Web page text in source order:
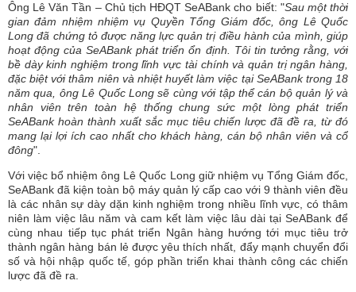
Ông Lê Văn Tần – Chủ tịch HĐQT SeABank cho biết: "Sau một thời
gian đảm nhiệm nhiệm vụ Quyền Tổng Giám đốc, ông Lê Quốc
Long đã chứng tỏ được năng lực quản trị điều hành của mình, giúp
hoạt động của SeABank phát triển ổn định. Tôi tin tưởng rằng, với
bề dày kinh nghiệm trong lĩnh vực tài chính và quản trị ngân hàng,
đặc biệt với thâm niên và nhiệt huyết làm việc tại SeABank trong 18
năm qua, ông Lê Quốc Long sẽ cùng với tập thể cán bộ quản lý và
nhân viên trên toàn hệ thống chung sức một lòng phát triển
SeABank hoàn thành xuất sắc mục tiêu chiến lược đã đề ra, từ đó
mang lại lợi ích cao nhất cho khách hàng, cán bộ nhân viên và cổ
đông".
Với việc bổ nhiệm ông Lê Quốc Long giữ nhiệm vụ Tổng Giám đốc,
SeABank đã kiện toàn bộ máy quản lý cấp cao với 9 thành viên đều
là các nhân sự dày dặn kinh nghiệm trong nhiều lĩnh vực, có thâm
niên làm việc lâu năm và cam kết làm việc lâu dài tại SeABank để
cùng nhau tiếp tục phát triển Ngân hàng hướng tới mục tiêu trở
thành ngân hàng bán lẻ được yêu thích nhất, đẩy mạnh chuyển đổi
số và hội nhập quốc tế, góp phần triển khai thành công các chiến
lược đã đề ra.